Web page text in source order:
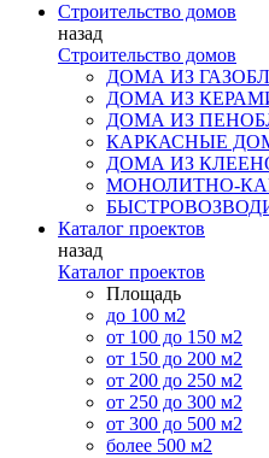
Строительство домов
назад
Строительство домов
ДОМА ИЗ
ДОМА ИЗ
ДОМА ИЗ
КАРКАСНЫЕ
ДОМА ИЗ
МОНОЛИТНО-
Каталог проектов
назад
Каталог проектов
Площадь
до 100 м2
от 100 до 150 м2
от 150 до 200 м2
от 200 до 250 м2
от 250 до 300 м2
от 300 до 500 м2
более 500 м2